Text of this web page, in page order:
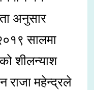
अनुसार
सालमा
शीलन्याश
राजा महेन्द्रले